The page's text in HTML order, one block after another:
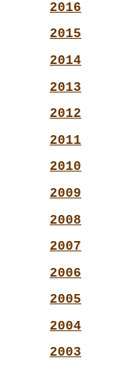
2016
2015
2014
2013
2012
2011
2010
2009
2008
2007
2006
2005
2004
2003